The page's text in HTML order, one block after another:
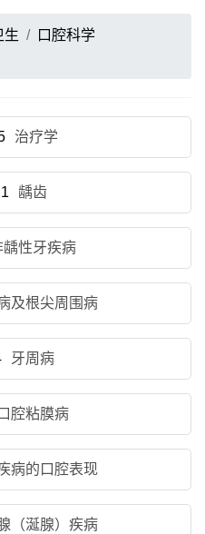
生
口腔科学
治疗学
龋齿
龋性牙疾病
及根尖周围病
牙周病
口腔粘膜病
病的口腔表现
（涎腺）疾病